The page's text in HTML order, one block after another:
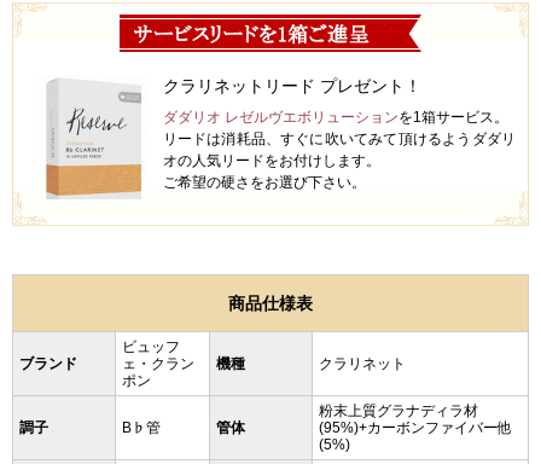
クラリネットリード プレゼント！
ダダリオ レゼルヴエボリューションを1箱サービス。
リードは消耗品、すぐに吹いてみて頂けるようダダリ
オの人気リードをお付けします。
ご希望の硬さをお選び下さい。
商品仕様表
ブランド
ビュッフ
ェ・クラン
ポン
機種 クラリネット
調子 B♭管 管体
粉末上質グラナディラ材
(95%)+カーボンファイバー他
(5%)